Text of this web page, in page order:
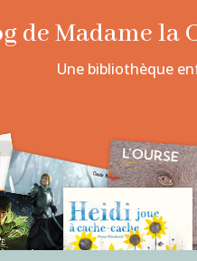
de Madame la
Une bibliothèque